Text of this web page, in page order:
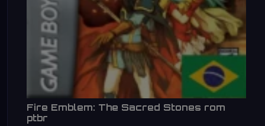
Fire Emblem: The Sacred Stones rom
ptbr